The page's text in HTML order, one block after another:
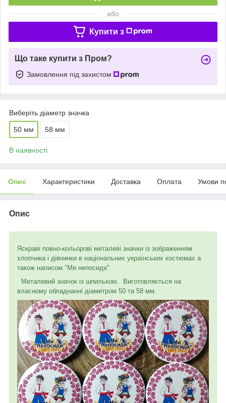
або
Купити з
Що таке купити з Пром?
Замовлення під захистом
Виберіть діаметр значка
50 мм 58 мм
В наявності
Опис Характеристики Доставка Оплата Умови
Опис
Яскраві повно-кольорові металеві значки із зображенням
хлопчика і дівчинки в національних українських костюмах а
також написом "Ми непосиди".
Металевий значок із шпилькою. Виготовляється на
власному обладнанні діаметром 50 та 58 мм.